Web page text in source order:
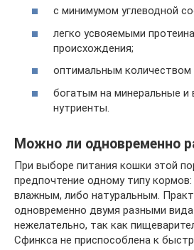
с минимумом углеводной
легко усвояемыми
происхождения;
оптимальным количеством
богатым на минеральные и
нутриенты.
Можно ли одновременно
При выборе питания кошки этой
предпочтение одному типу
влажным, либо натуральным.
одновременно двумя разными вида
нежелательно, так как
Сфинкса не приспособлена к